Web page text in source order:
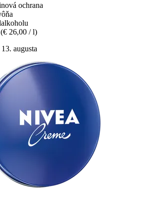
ochrana
(€ 26,00 / l)
augusta